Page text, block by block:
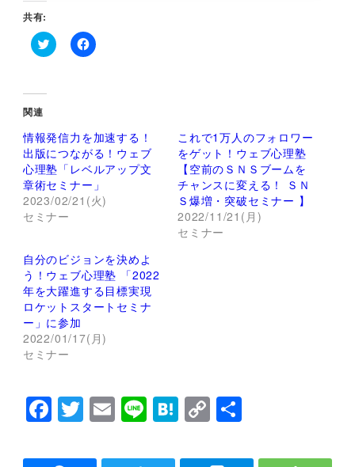
共有:
ク
し
て
T
i
t
t
e
r
で
共
有
(
い
ウ
ィ
ン
ド
ウ
で
開
き
ま
す
F
で
共
有
す
る
に
は
て
く
だ
さ
い
(
新
し
い
ウ
で
開
き
)
関連
情報発信力を加速する！
出版につながる！ウェブ
心理塾「レベルアップ文
章術セミナー」
2023/02/21(火)
セミナー
これで1万人のフォロワー
をゲット！ウェブ心理塾
【空前のＳＮＳブームを
チャンスに変える！ ＳＮ
Ｓ爆増・突破セミナー 】
2022/11/21(月)
セミナー
自分のビジョンを決めよ
う！ウェブ心理塾 「2022
年を大躍進する目標実現
ロケットスタートセミナ
ー」に参加
2022/01/17(月)
セミナー
F
a
c
T
wi
tt
E
m
ai
Li
n
e
H
at
e
C
o
p
共